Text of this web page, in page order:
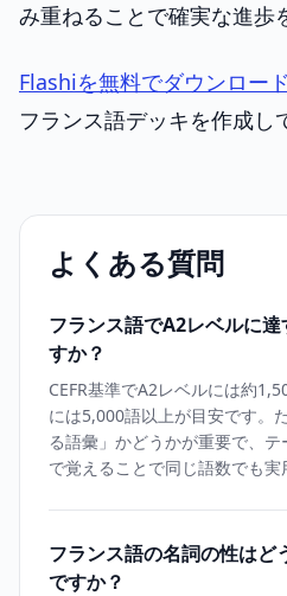
み重ねることで確実な進歩
Flashiを無料でダウンロード
フランス語デッキを作成し
よくある質問
フランス語でA2レベルに
すか？
CEFR基準でA2レベルには約
には5,000語以上が目安です。
る語彙」かどうかが重要で、
で覚えることで同じ語数でも実
フランス語の名詞の性はど
ですか？